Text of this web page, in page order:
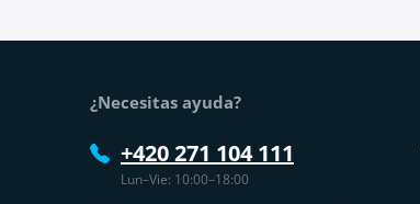
¿Necesitas ayuda?
+420 271 104 111
Lun–Vie: 10:00–18:00